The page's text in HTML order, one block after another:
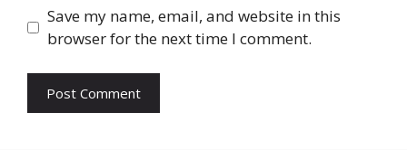
Save my name, email, and website in this
browser for the next time I comment.